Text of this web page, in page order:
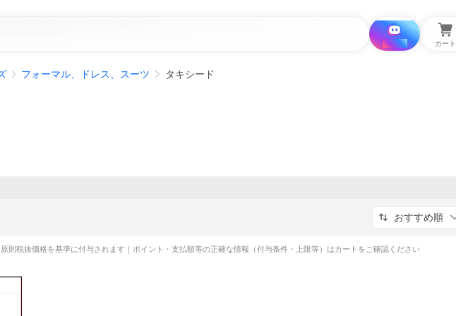
i と探す カート
フォーマル、ドレス、スーツ タキシード
おすすめ順
原則税抜価格を基準に付与されます｜ポイント・支払額等の正確な情報（付与条件・上限等）はカートをご確認ください